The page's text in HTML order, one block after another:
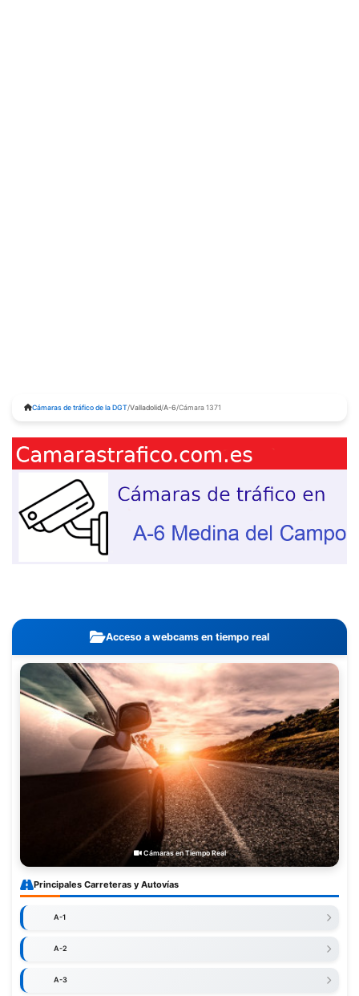
Cámaras de tráfico de la DGT/Valladolid/A-6 /Cámara 1371
Acceso a webcams en tiempo real
Cámaras en Tiempo Real
Principales Carreteras y Autovías
A-1
A-2
A-3